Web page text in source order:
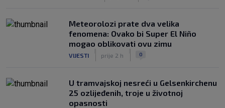
Meteorolozi prate dva velika
fenomena: Ovako bi Super El Niño
mogao oblikovati ovu zimu
VIJESTI prije 2 h 0
U tramvajskoj nesreći u Gelsenkirchenu
25 ozlijeđenih, troje u životnoj
opasnosti